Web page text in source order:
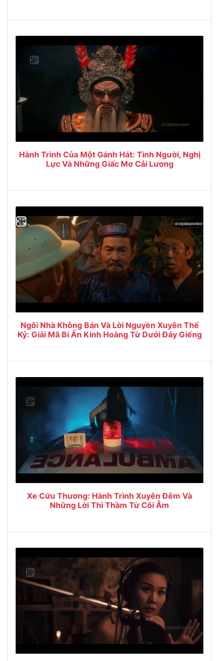
Hành Trình Của Một Gánh Hát: Tình Người, Nghị
Lực Và Những Giấc Mơ Cải Lương
Ngôi Nhà Không Bán Và Lời Nguyền Xuyên Thế
Kỷ: Giải Mã Bí Ẩn Kinh Hoàng Từ Dưới Đáy Giếng
Xe Cứu Thương: Hành Trình Xuyên Đêm Và
Những Lời Thì Thầm Từ Cõi Âm